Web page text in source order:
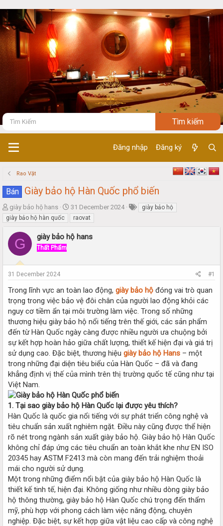
Đăng nhập Đăng ký
Rao Vặt
Bán Giày bảo hộ Hàn Quốc phổ biến
T
h
r
e
d
a
r
t
e
r
giày bảo hộ hans
S
t
a
r
t
31 December 2024
giày bảo hộ
giày bảo hộ hàn quốc
raovat
G giày bảo hộ hans
Thất Phẩm
31 December 2024 #1
Trong lĩnh vực an toàn lao động, giày bảo hộ đóng vai trò quan
trọng trong việc bảo vệ đôi chân của người lao động khỏi các
nguy cơ tiềm ẩn tại môi trường làm việc. Trong số những
thương hiệu giày bảo hộ nổi tiếng trên thế giới, các sản phẩm
đến từ Hàn Quốc ngày càng được nhiều người ưa chuộng bởi
sự kết hợp hoàn hảo giữa chất lượng, thiết kế hiện đại và giá trị
sử dụng cao. Đặc biệt, thương hiệu giày bảo hộ Hans – một
trong những đại diện tiêu biểu của Hàn Quốc – đã và đang
khẳng định vị thế của mình trên thị trường quốc tế cũng như tại
Việt Nam.
1. Tại sao giày bảo hộ Hàn Quốc lại được yêu thích?
Hàn Quốc là quốc gia nổi tiếng với sự phát triển công nghệ và
tiêu chuẩn sản xuất nghiêm ngặt. Điều này cũng được thể hiện
rõ nét trong ngành sản xuất giày bảo hộ. Giày bảo hộ Hàn Quốc
không chỉ đáp ứng các tiêu chuẩn an toàn khắt khe như EN ISO
20345 hay ASTM F2413 mà còn mang đến trải nghiệm thoải
mái cho người sử dụng.
Một trong những điểm nổi bật của giày bảo hộ Hàn Quốc là
thiết kế tinh tế, hiện đại. Không giống như nhiều dòng giày bảo
hộ thông thường, giày bảo hộ Hàn Quốc chú trọng đến thẩm
mỹ, phù hợp với phong cách làm việc năng động, chuyên
nghiệp. Đặc biệt, sự kết hợp giữa vật liệu cao cấp và công nghệ